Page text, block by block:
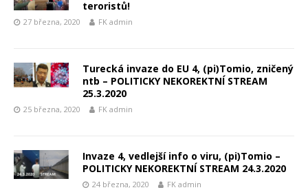
teroristů!
27 března, 2020 FK admin
Turecká invaze do EU 4, (pi)Tomio, zničený
ntb – POLITICKY NEKOREKTNÍ STREAM
25.3.2020
25 března, 2020 FK admin
Invaze 4, vedlejší info o viru, (pi)Tomio –
POLITICKY NEKOREKTNÍ STREAM 24.3.2020
24 března, 2020 FK admin